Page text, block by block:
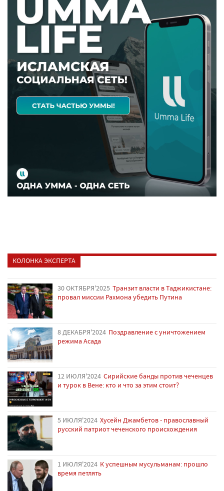
КОЛОНКА ЭКСПЕРТА
30 ОКТЯБРЯ'2025 Транзит власти в Таджикистане:
провал миссии Рахмона убедить Путина
8 ДЕКАБРЯ'2024 Поздравление с уничтожением
режима Асада
12 ИЮЛЯ'2024 Сирийские банды против чеченцев
и турок в Вене: кто и что за этим стоит?
5 ИЮЛЯ'2024 Хусейн Джамбетов - православный
русский патриот чеченского происхождения
1 ИЮЛЯ'2024 К успешным мусульманам: прошло
время петлять